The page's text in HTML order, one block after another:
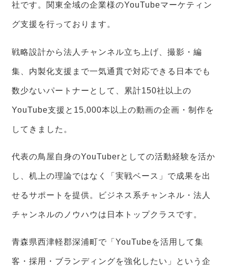
社です。関東全域の企業様のYouTubeマーケティン
グ支援を行っております。
戦略設計から法人チャンネル立ち上げ、撮影・編
集、内製化支援まで一気通貫で対応できる日本でも
数少ないパートナーとして、累計150社以上の
YouTube支援と15,000本以上の動画の企画・制作を
してきました。
代表の鳥屋自身のYouTuberとしての活動経験を活か
し、机上の理論ではなく「実戦ベース」で成果を出
せるサポートを提供。ビジネス系チャンネル・法人
チャンネルのノウハウは日本トップクラスです。
青森県西津軽郡深浦町で「YouTubeを活用して集
客・採用・ブランディングを強化したい」という企